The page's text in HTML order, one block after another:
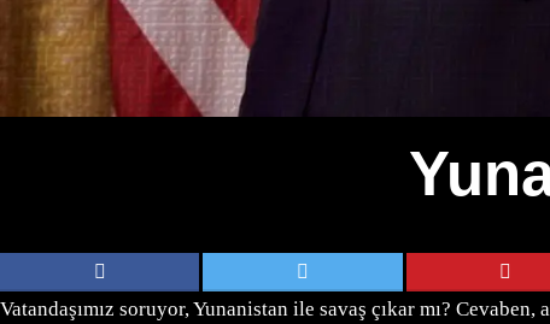
Vatandaşımız soruyor, Yunanistan ile savaş çıkar mı?